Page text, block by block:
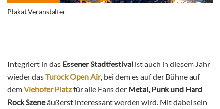
Plakat Veranstalter
Integriert in das Essener Stadtfestival ist auch in diesem Jahr
wieder dasTurock Open Air, bei dem es auf der Bühne auf
demViehofer Platzfür alle Fans der Metal, Punk und Hard
Rock Szeneäußerst interessant werden wird. Mit dabei sein